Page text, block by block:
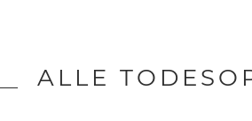
geprügelt
prüft Anklage wegen
ALLE